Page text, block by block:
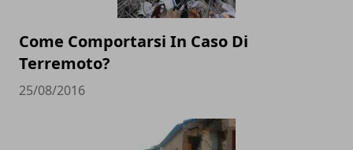
Come Comportarsi In Caso Di
Terremoto?
25/08/2016